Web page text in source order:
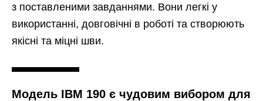
з поставленими завданнями. Вони легкі у
використанні, довговічні в роботі та створюють
якісні та міцні шви.
Модель ІВМ 190 є чудовим вибором для